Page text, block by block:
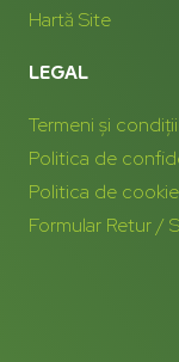
Hartă Site
LEGAL
Termeni și condiții
Politica de
Politica de cookie
Formular Retur /